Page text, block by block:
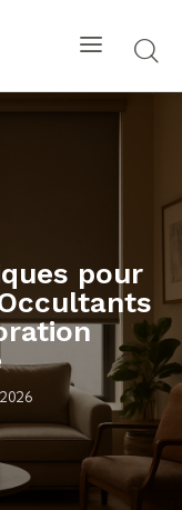
pour